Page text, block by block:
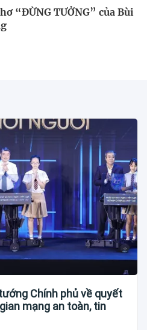
“ĐỪNG TƯỞNG” của Bùi
Chính phủ về quyết
mạng an toàn, tin